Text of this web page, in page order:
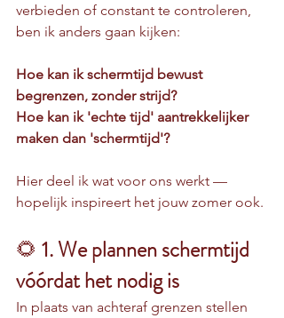
verbieden of constant te controleren,
ben ik anders gaan kijken:
Hoe kan ik schermtijd bewust
begrenzen, zonder strijd?
Hoe kan ik 'echte tijd' aantrekkelijker
maken dan 'schermtijd'?
Hier deel ik wat voor ons werkt —
hopelijk inspireert het jouw zomer ook.
🌻 1. We plannen schermtijd
vóórdat het nodig is
In plaats van achteraf grenzen stellen